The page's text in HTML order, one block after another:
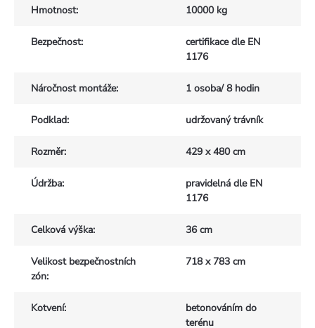
Hmotnost: 10000 kg
Bezpečnost:
certifikace dle EN
1176
Náročnost montáže: 1 osoba/ 8 hodin
Podklad: udržovaný trávník
Rozměr: 429 x 480 cm
Údržba:
pravidelná dle EN
1176
Celková výška: 36 cm
Velikost bezpečnostních
zón:
718 x 783 cm
Kotvení:
betonováním do
terénu